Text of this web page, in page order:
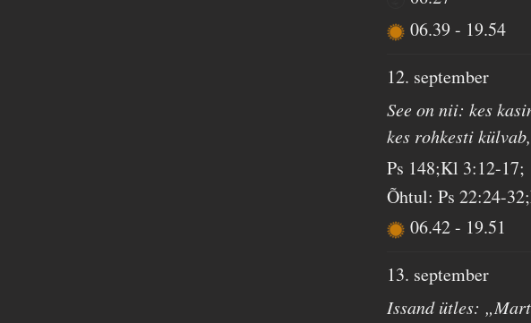
06.39- 19.54
12. september
See on nii: kes
kes rohkesti
Ps 148;Kl 3:12-17;
Õhtul: Ps 22:24-
06.42- 19.51
13. september
Issand ütles: